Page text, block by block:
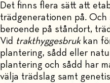
Det finns flera sätt att
trädgenerationen på. Och
beroende på ståndort,
Vid trakthyggesbrukkan
plantering, sådd eller
plantering och sådd har
välja trädslag samt